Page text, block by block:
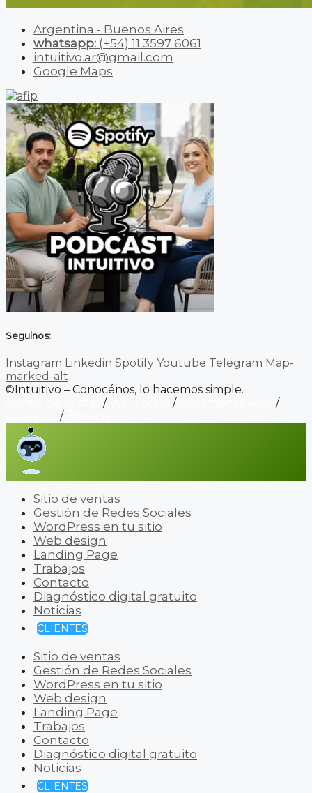
Argentina - Buenos Aires
whatsapp: (+54) 11 3597 6061
intuitivo.ar@gmail.com
Google Maps
Seguinos:
Instagram Linkedin Spotify Youtube Telegram Map-
marked-alt
©Intuitivo – Conocénos, lo hacemos simple.
/ /
/
/
Sitio de ventas
Gestión de Redes Sociales
WordPress en tu sitio
Web design
Landing Page
Trabajos
Contacto
Diagnóstico digital gratuito
Noticias
CLIENTES
Sitio de ventas
Gestión de Redes Sociales
WordPress en tu sitio
Web design
Landing Page
Trabajos
Contacto
Diagnóstico digital gratuito
Noticias
CLIENTES